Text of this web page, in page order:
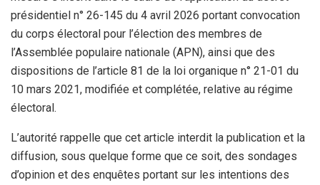
présidentiel n° 26-145 du 4 avril 2026 portant convocation
du corps électoral pour l’élection des membres de
l’Assemblée populaire nationale (APN), ainsi que des
dispositions de l’article 81 de la loi organique n° 21-01 du
10 mars 2021, modifiée et complétée, relative au régime
électoral.
L’autorité rappelle que cet article interdit la publication et la
diffusion, sous quelque forme que ce soit, des sondages
d’opinion et des enquêtes portant sur les intentions des